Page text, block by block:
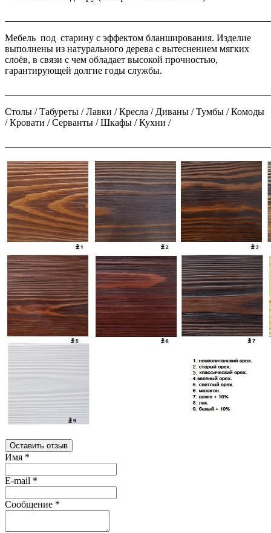
Мебель под старину с эффектом бланширования. Изделие
выполнены из натурального дерева с вытеснением мягких
слоёв, в связи с чем обладает высокой прочностью,
гарантирующей долгие годы службы.
Столы / Табуреты / Лавки / Кресла / Диваны / Тумбы / Комоды
/ Кровати / Серванты / Шкафы / Кухни /
Оставить отзыв
Имя *
E-mail *
Сообщение *